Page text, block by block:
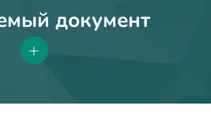
документ
+